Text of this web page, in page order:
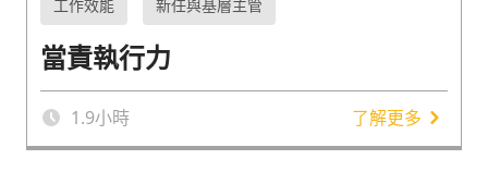
工作效能 新任與基層主管
當責執行力
1.9小時 了解更多